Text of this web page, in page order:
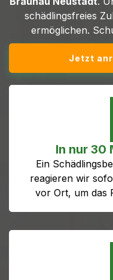
schädlingsfreies
ermöglichen.
Jetzt
In nur 30
Ein
reagieren wir
vor Ort, um das